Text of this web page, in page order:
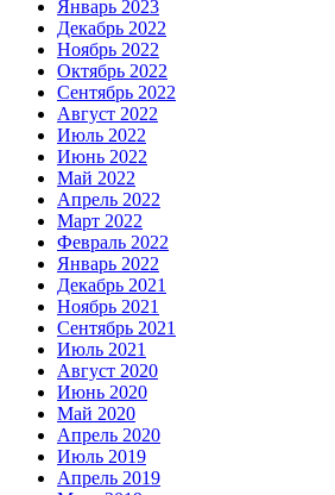
Январь 2023
Декабрь 2022
Ноябрь 2022
Октябрь 2022
Сентябрь 2022
Август 2022
Июль 2022
Июнь 2022
Май 2022
Апрель 2022
Март 2022
Февраль 2022
Январь 2022
Декабрь 2021
Ноябрь 2021
Сентябрь 2021
Июль 2021
Август 2020
Июнь 2020
Май 2020
Апрель 2020
Июль 2019
Апрель 2019